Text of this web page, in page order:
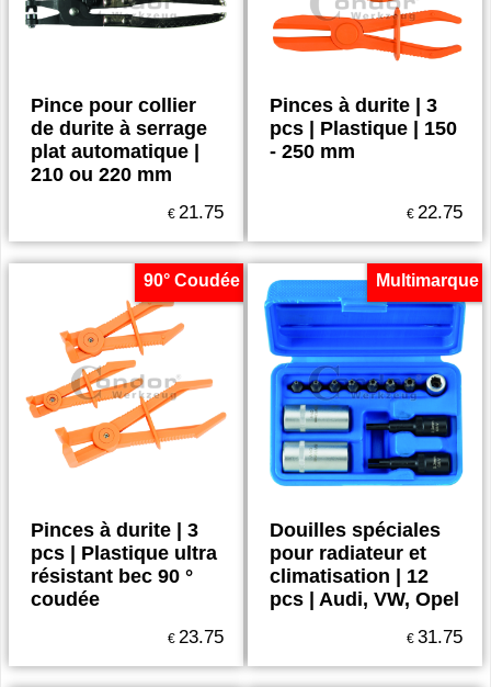
Pince pour collier
de durite à serrage
plat automatique |
210 ou 220 mm
€ 21.75
Pinces à durite | 3
pcs | Plastique | 150
- 250 mm
€ 22.75
90° Coudée
Pinces à durite | 3
pcs | Plastique ultra
résistant bec 90 °
coudée
€ 23.75
Multimarque
Douilles spéciales
pour radiateur et
climatisation | 12
pcs | Audi, VW, Opel
€ 31.75